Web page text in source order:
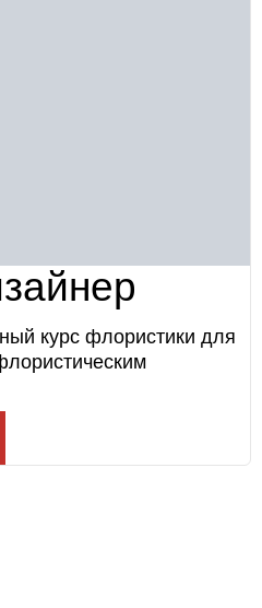
курс флористики для